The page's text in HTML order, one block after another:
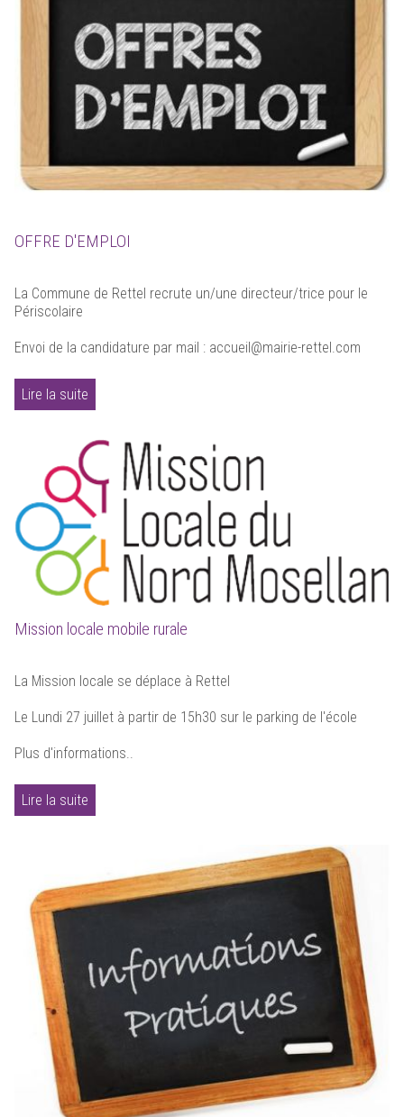
OFFRE D'EMPLOI
La Commune de Rettel recrute un/une directeur/trice pour le
Périscolaire
Envoi de la candidature par mail : accueil@mairie-rettel.com
Lire la suite
Mission locale mobile rurale
La Mission locale se déplace à Rettel
Le Lundi 27 juillet à partir de 15h30 sur le parking de l'école
Plus d'informations..
Lire la suite